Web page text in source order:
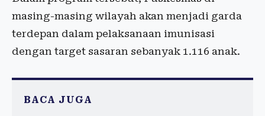
masing-masing wilayah akan menjadi garda
terdepan dalam pelaksanaan imunisasi
dengan target sasaran sebanyak 1.116 anak.
BACA JUGA